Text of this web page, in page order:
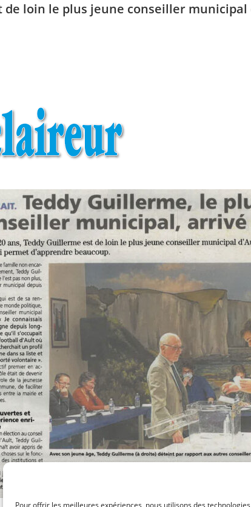
Pour offrir les meilleures expériences, nous utilisons des
de loin le plus jeune conseiller